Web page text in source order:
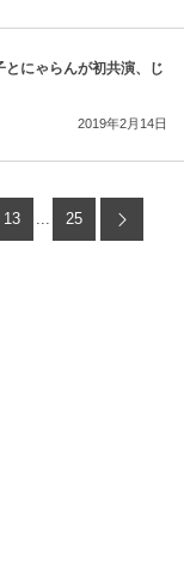
にゃらんが初共演、じ
2019年2月14日
13 ... 25